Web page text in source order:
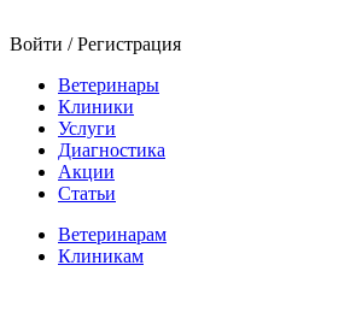
Войти / Регистрация
Ветеринары
Клиники
Услуги
Диагностика
Акции
Статьи
Ветеринарам
Клиникам